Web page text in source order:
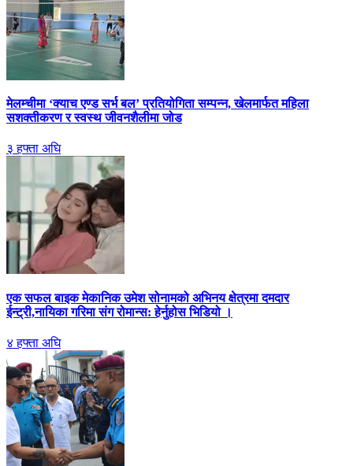
मेलम्चीमा ‘क्याच एण्ड सर्भ बल’ प्रतियोगिता सम्पन्न, खेलमार्फत महिला
सशक्तीकरण र स्वस्थ जीवनशैलीमा जोड
३ हफ्ता अघि
एक सफल बाइक मेकानिक उमेश सोनामको अभिनय क्षेत्रमा दमदार
ईन्ट्री,नायिका गरिमा संग रोमान्स: हेर्नुहोस भिडियो ।
४ हफ्ता अघि